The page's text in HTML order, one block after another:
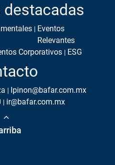
Eventos
Relevantes
Corporativos ESG
lpinon@bafar.com.mx
ir@bafar.com.mx